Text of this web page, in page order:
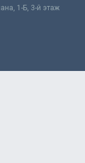
1-Б, 3-й этаж